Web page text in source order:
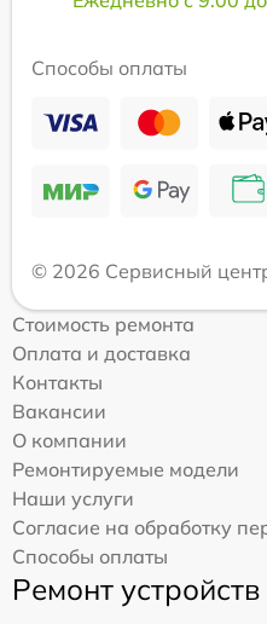
Способы оплаты
© 2026 Сервисный
Стоимость ремонта
Оплата и доставка
Контакты
Вакансии
О компании
Ремонтируемые модели
Наши услуги
Согласие на обработку
Способы оплаты
Ремонт устройств